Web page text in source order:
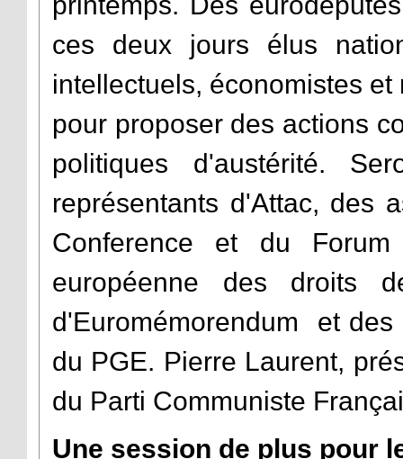
ces deux jours élus
intellectuels, économistes
pour proposer des actions
politiques d'austérité.
représentants d'Attac, des
Conference et du
européenne des droits
d'Euromémorendum et
du PGE. Pierre Laurent,
du Parti Communiste
Une session de plus pour